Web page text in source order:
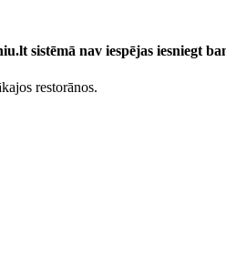
sistēmā nav iespējas iesniegt
restorānos.